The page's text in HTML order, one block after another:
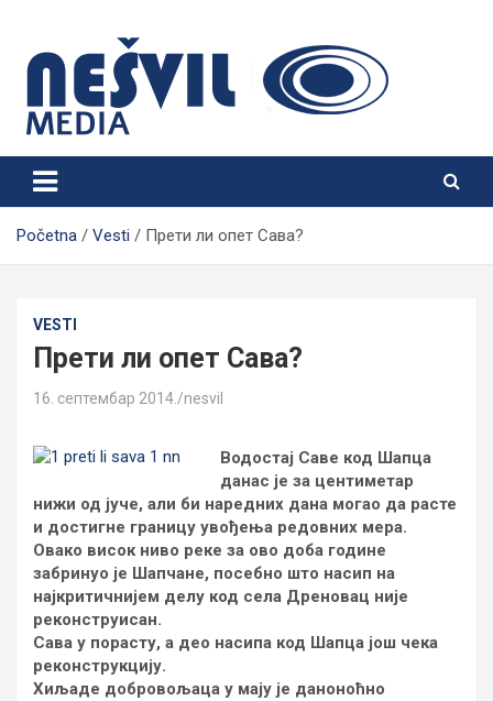
content
Nešvil Media Bogatić
Početna Vesti Прети ли опет Сава?
VESTI
Прети ли опет Сава?
16. септембар 2014. nesvil
Водостај Саве код Шапца
данас је за центиметар
нижи од јуче, али би наредних дана могао да расте
и достигне границу увођења редовних мера.
Овако висок ниво реке за ово доба године
забринуо је Шапчане, посебно што насип на
најкритичнијем делу код села Дреновац није
реконструисан.
Сава у порасту, а део насипа код Шапца још чека
реконструкцију.
Хиљаде добровољаца у мају је даноноћно